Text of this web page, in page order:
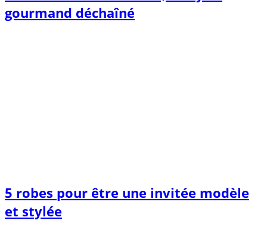
gourmand déchaîné
5 robes pour être une invitée modèle
et stylée